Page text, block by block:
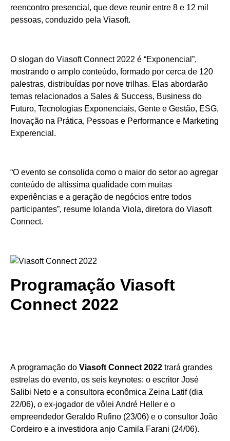
reencontro presencial, que deve reunir entre 8 e 12 mil
pessoas, conduzido pela Viasoft.
O slogan do Viasoft Connect 2022 é “Exponencial”,
mostrando o amplo conteúdo, formado por cerca de 120
palestras, distribuídas por nove trilhas. Elas abordarão
temas relacionados a Sales & Success, Business do
Futuro, Tecnologias Exponenciais, Gente e Gestão, ESG,
Inovação na Prática, Pessoas e Performance e Marketing
Experencial.
“O evento se consolida como o maior do setor ao agregar
conteúdo de altíssima qualidade com muitas
experiências e a geração de negócios entre todos
participantes”, resume Iolanda Viola, diretora do Viasoft
Connect.
Programação Viasoft
Connect 2022
A programação do Viasoft Connect 2022 trará grandes
estrelas do evento, os seis keynotes: o escritor José
Salibi Neto e a consultora econômica Zeina Latif (dia
22/06), o ex-jogador de vôlei André Heller e o
empreendedor Geraldo Rufino (23/06) e o consultor João
Cordeiro e a investidora anjo Camila Farani (24/06).